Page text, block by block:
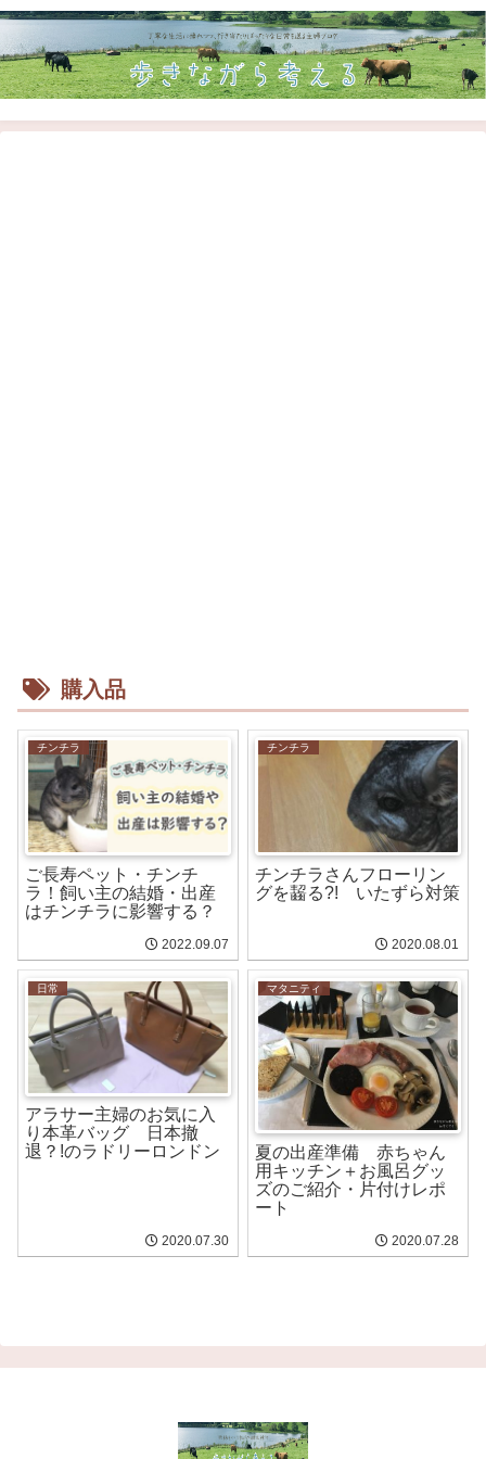
購入品
チンチラ
ご長寿ペット・チンチ
ラ！飼い主の結婚・出産
はチンチラに影響する？
2022.09.07
チンチラ
チンチラさんフローリン
グを齧る?! いたずら対策
2020.08.01
日常
アラサー主婦のお気に入
り本革バッグ 日本撤
退？!のラドリーロンドン
2020.07.30
マタニティ
夏の出産準備 赤ちゃん
用キッチン＋お風呂グッ
ズのご紹介・片付けレポ
ート
2020.07.28